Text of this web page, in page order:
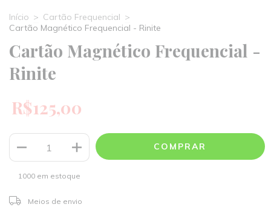
Início > Cartão Frequencial >
Cartão Magnético Frequencial - Rinite
Cartão Magnético Frequencial -
Rinite
R$125,00
1000em estoque
Entregas para o CEP:
Meios de envio